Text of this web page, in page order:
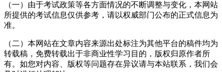
（一）由于考试政策等各方面情况的不断调整与变化，本网站
所提供的考试信息仅供参考，请以权威部门公布的正式信息为
准。
（二）本网站在文章内容来源出处标注为其他平台的稿件均为
转载稿，免费转载出于非商业性学习目的，版权归原作者所
有。如您对内容、版权等问题存在异议请与本站联系，我们会